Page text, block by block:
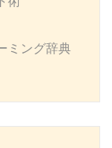
ミング辞典